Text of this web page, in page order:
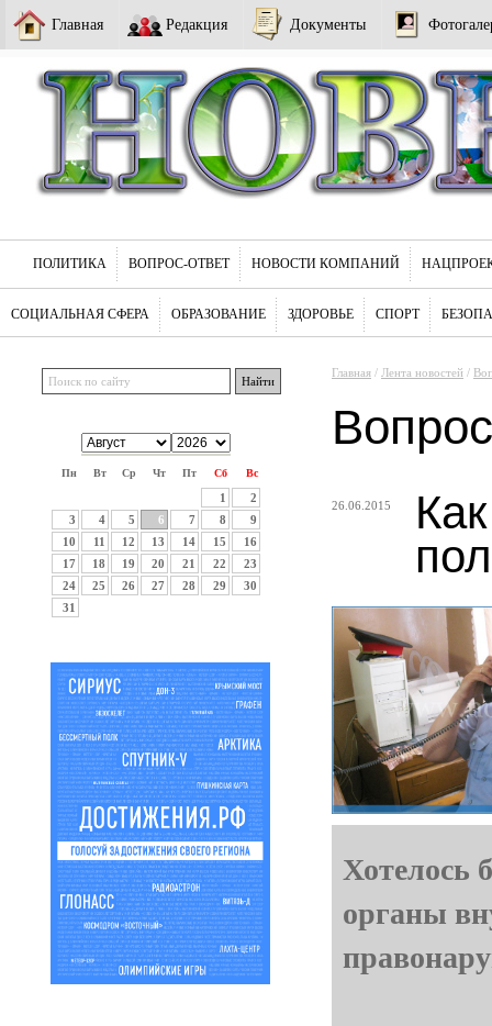
Главная Редакция Документы
ПОЛИТИКА ВОПРОС-ОТВЕТ НОВОСТИ КОМПАНИЙ
СОЦИАЛЬНАЯ СФЕРА ОБРАЗОВАНИЕ ЗДОРОВЬЕ СПОРТ
Пн Вт Ср Чт Пт Сб Вс
1
2
3
4 5 6 7 8
9
10
11 12 13 14 15
16
17
18 19 20 21 22
23
24
25 26 27 28 29
30
31
Главная / Лента новостей /
26.06.2015
Хотелось
органы